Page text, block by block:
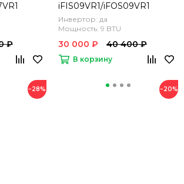
₽
iFIS09VR1/iFOS09VR1
Инвертор: да
Мощность: 9 BTU
30 000 ₽ 40 400 ₽
В корзину
−28% −20%